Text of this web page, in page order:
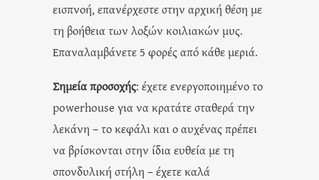
εισπνοή, επανέρχεστε στην αρχική θέση με
τη βοήθεια των λοξών κοιλιακών μυς.
Επαναλαμβάνετε 5 φορές από κάθε μεριά.
Σημεία προσοχής: έχετε ενεργοποιημένο το
powerhouse για να κρατάτε σταθερά την
λεκάνη – το κεφάλι και ο αυχένας πρέπει
να βρίσκονται στην ίδια ευθεία με τη
σπονδυλική στήλη – έχετε καλά